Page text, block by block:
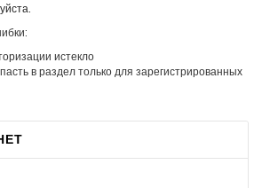
истекло
в раздел только для зарегистрированных